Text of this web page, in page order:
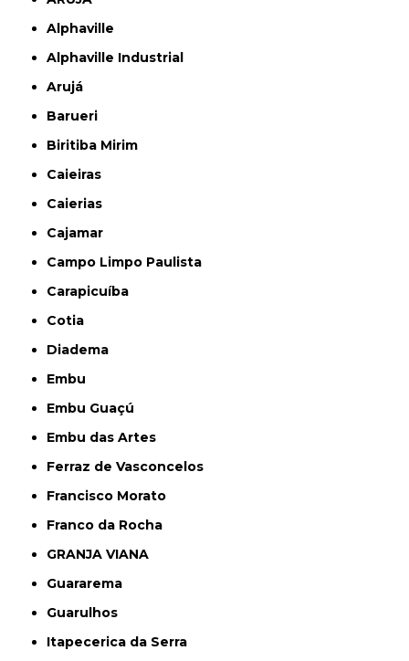
Alphaville
Alphaville Industrial
Arujá
Barueri
Biritiba Mirim
Caieiras
Caierias
Cajamar
Campo Limpo Paulista
Carapicuíba
Cotia
Diadema
Embu
Embu Guaçú
Embu das Artes
Ferraz de Vasconcelos
Francisco Morato
Franco da Rocha
GRANJA VIANA
Guararema
Guarulhos
Itapecerica da Serra